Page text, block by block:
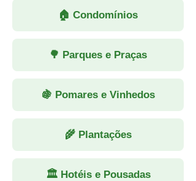
🏠 Condomínios
🌳 Parques e Praças
🍇 Pomares e Vinhedos
🌾 Plantações
🏛 Hotéis e Pousadas